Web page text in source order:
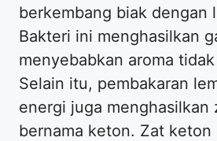
berkembang biak dengan
Bakteri ini menghasilkan
menyebabkan aroma
Selain itu, pembakaran
energi juga menghasilkan
bernama keton. Zat keton